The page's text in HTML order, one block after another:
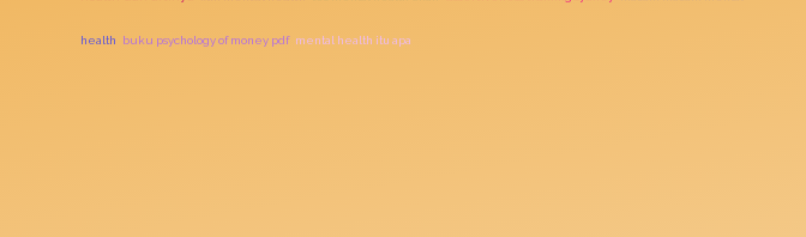
health buku psychology of money pdf mental health itu apa